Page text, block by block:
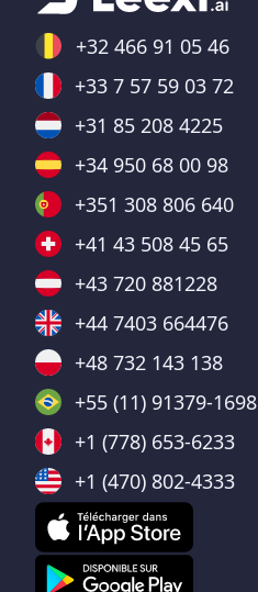
+32 466 91 05 46
+33 7 57 59 03 72
+31 85 208 4225
+34 950 68 00 98
+351 308 806 640
+41 43 508 45 65
+43 720 881228
+44 7403 664476
+48 732 143 138
+55 (11) 91379-1698
+1 (778) 653-6233
+1 (470) 802-4333